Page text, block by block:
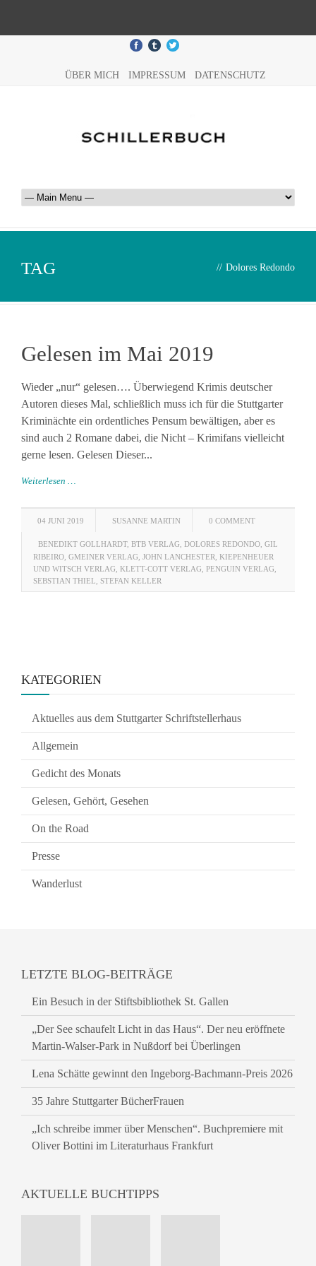
ÜBER MICH IMPRESSUM DATENSCHUTZ
TAG // Dolores Redondo
Gelesen im Mai 2019
Wieder „nur“ gelesen…. Überwiegend Krimis deutscher
Autoren dieses Mal, schließlich muss ich für die Stuttgarter
Kriminächte ein ordentliches Pensum bewältigen, aber es
sind auch 2 Romane dabei, die Nicht – Krimifans vielleicht
gerne lesen. Gelesen Dieser...
Weiterlesen …
04 JUNI 2019 SUSANNE MARTIN 0 COMMENT
BENEDIKT GOLLHARDT, BTB VERLAG DOLORES REDONDO GIL
RIBEIRO GMEINER VERLAG JOHN LANCHESTER KIEPENHEUER
UND WITSCH VERLAG KLETT-COTT VERLAG PENGUIN VERLAG
SEBSTIAN THIEL STEFAN KELLER
KATEGORIEN
Aktuelles aus dem Stuttgarter Schriftstellerhaus
Allgemein
Gedicht des Monats
Gelesen, Gehört, Gesehen
On the Road
Presse
Wanderlust
LETZTE BLOG-BEITRÄGE
Ein Besuch in der Stiftsbibliothek St. Gallen
„Der See schaufelt Licht in das Haus“. Der neu eröffnete
Martin-Walser-Park in Nußdorf bei Überlingen
Lena Schätte gewinnt den Ingeborg-Bachmann-Preis 2026
35 Jahre Stuttgarter BücherFrauen
„Ich schreibe immer über Menschen“. Buchpremiere mit
Oliver Bottini im Literaturhaus Frankfurt
AKTUELLE BUCHTIPPS